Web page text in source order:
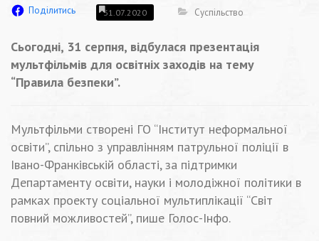
Поділитись 31.07.2020 Суспільство
Сьогодні, 31 серпня, відбулася презентація
мультфільмів для освітніх заходів на тему
“Правила безпеки”.
Мультфільми створені ГО “Інститут неформальної
освіти”, спільно з управлінням патрульної поліції в
Івано-Франківській області, за підтримки
Департаменту освіти, науки і молодіжної політики в
рамках проекту соціальної мультиплікації “Світ
повний можливостей”, пише Голос-Інфо.